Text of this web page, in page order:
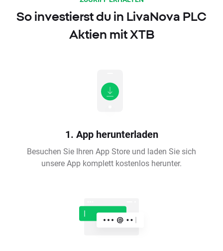
So investierst du in LivaNova PLC
Aktien mit XTB
1. App herunterladen
Besuchen Sie Ihren App Store und laden Sie sich
unsere App komplett kostenlos herunter.